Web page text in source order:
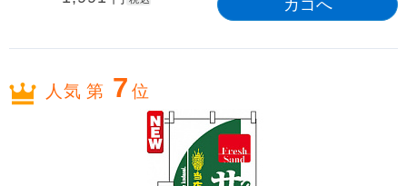
人気 第 7位